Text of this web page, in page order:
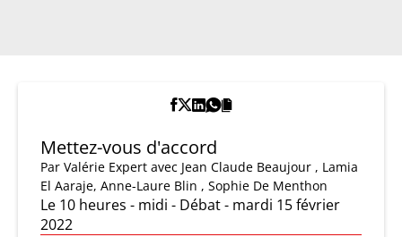
Mettez-vous d'accord
Par Valérie Expert avec Jean Claude Beaujour , Lamia
El Aaraje, Anne-Laure Blin , Sophie De Menthon
Le 10 heures - midi - Débat - mardi 15 février
2022